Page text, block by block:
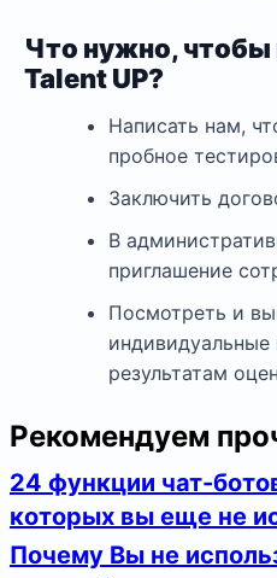
Что нужно, чтобы
Talent UP?
Написать нам,
пробное
Заключить
В
приглашение
Посмотреть и
индивидуальные
результатам
Рекомендуем
24 функции чат-
которых вы еще не
Почему Вы не